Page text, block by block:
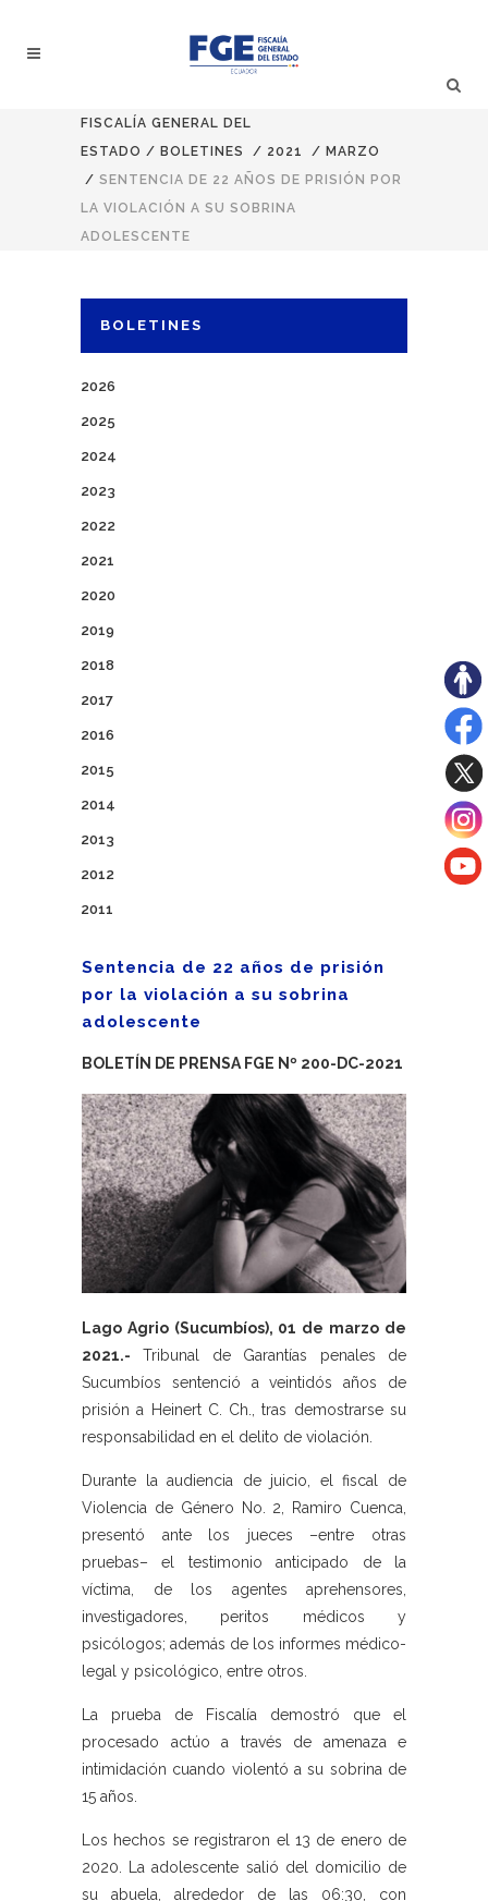
FISCALÍA GENERAL DEL
ESTADO / BOLETINES / 2021 / MARZO
/ SENTENCIA DE 22 AÑOS DE PRISIÓN POR
LA VIOLACIÓN A SU SOBRINA
ADOLESCENTE
BOLETINES
2026
2025
2024
2023
2022
2021
2020
2019
2018
2017
2016
2015
2014
2013
2012
2011
Sentencia de 22 años de prisión
por la violación a su sobrina
adolescente
BOLETÍN DE PRENSA FGE Nº 200-DC-2021
Lago Agrio (Sucumbíos), 01 de marzo de
2021.- Tribunal de Garantías penales de
Sucumbíos sentenció a veintidós años de
prisión a Heinert C. Ch., tras demostrarse su
responsabilidad en el delito de violación.
Durante la audiencia de juicio, el fiscal de
Violencia de Género No. 2, Ramiro Cuenca,
presentó ante los jueces –entre otras
pruebas– el testimonio anticipado de la
víctima, de los agentes aprehensores,
investigadores, peritos médicos y
psicólogos; además de los informes médico-
legal y psicológico, entre otros.
La prueba de Fiscalía demostró que el
procesado actúo a través de amenaza e
intimidación cuando violentó a su sobrina de
15 años.
Los hechos se registraron el 13 de enero de
2020. La adolescente salió del domicilio de
su abuela, alrededor de las 06:30, con